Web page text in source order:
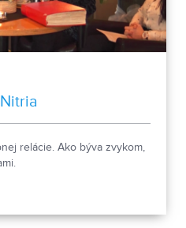
relácie. Ako býva zvykom,